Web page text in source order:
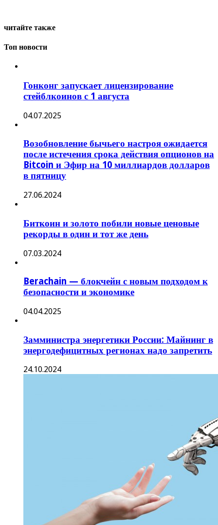
читайте также
Топ новости
Гонконг запускает лицензирование
стейблкоинов с 1 августа
04.07.2025
Возобновление бычьего настроя ожидается
после истечения срока действия опционов на
Bitcoin и Эфир на 10 миллиардов долларов
в пятницу
27.06.2024
Биткоин и золото побили новые ценовые
рекорды в один и тот же день
07.03.2024
Berachain — блокчейн с новым подходом к
безопасности и экономике
04.04.2025
Замминистра энергетики России: Майнинг в
энергодефицитных регионах надо запретить
24.10.2024